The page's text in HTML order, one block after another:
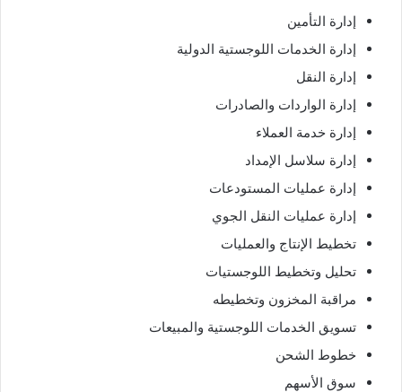
إدارة التأمين
إدارة الخدمات اللوجستية الدولية
إدارة النقل
إدارة الواردات والصادرات
إدارة خدمة العملاء
إدارة سلاسل الإمداد
إدارة عمليات المستودعات
إدارة عمليات النقل الجوي
تخطيط الإنتاج والعمليات
تحليل وتخطيط اللوجستيات
مراقبة المخزون وتخطيطه
تسويق الخدمات اللوجستية والمبيعات
خطوط الشحن
سوق الأسهم